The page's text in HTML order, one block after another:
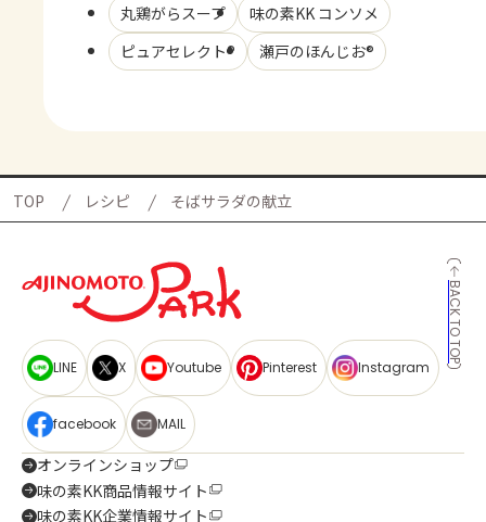
丸鶏がらスープ
味の素KK コンソメ
ピュアセレクト®
瀬戸のほんじお®
TOP レシピ そばサラダの献立
BACK TO TOP
LINE X Youtube Pinterest Instagram
facebook MAIL
オンラインショップ
味の素KK商品情報サイト
味の素KK企業情報サイト